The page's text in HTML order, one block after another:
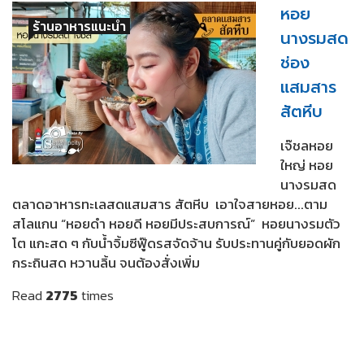
ร้านอาหารแนะนำ
หอย
นางรมสด
ช่อง
แสมสาร
สัตหีบ
เจ๊ชลหอย
ใหญ่ หอย
นางรมสด
ตลาดอาหารทะเลสดแสมสาร สัตหีบ เอาใจสายหอย...ตาม
สโลแกน “หอยดำ หอยดี หอยมีประสบการณ์” หอยนางรมตัว
โต แกะสด ๆ กับน้ำจิ้มซีฟู๊ดรสจัดจ้าน รับประทานคู่กับยอดผัก
กระถินสด หวานลิ้น จนต้องสั่งเพิ่ม
Read 2775times